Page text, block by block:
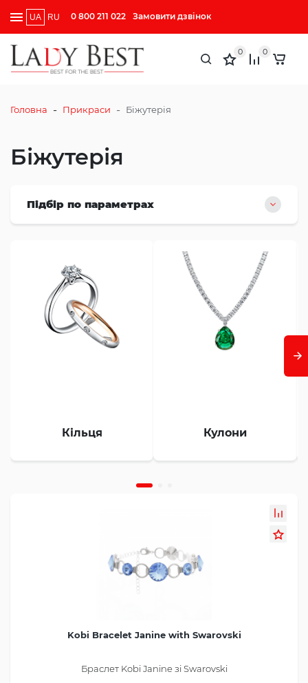
UA RU 0 800 211 022 Замовити дзвінок
0 0
Головна - Прикраси - Біжутерія
Біжутерія
Підбір по параметрах
Кільця Кулони
Kobi Bracelet Janine with Swarovski
Браслет Kobi Janine зі Swarovski